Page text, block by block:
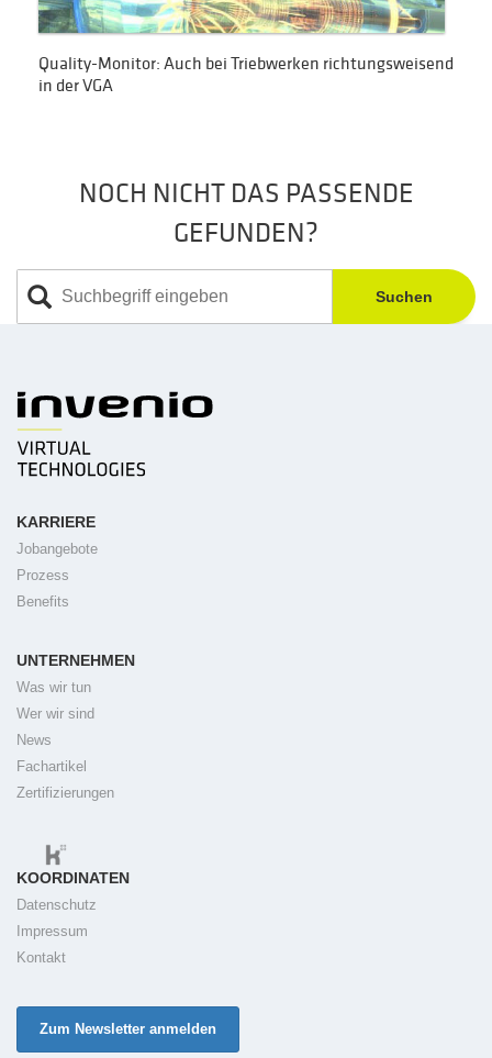
Quality-Monitor: Auch bei Triebwerken richtungsweisend
in der VGA
NOCH NICHT DAS PASSENDE
GEFUNDEN?
Suchen
KARRIERE
Jobangebote
Prozess
Benefits
UNTERNEHMEN
Was wir tun
Wer wir sind
News
Fachartikel
Zertifizierungen
KOORDINATEN
Datenschutz
Impressum
Kontakt
Zum Newsletter anmelden